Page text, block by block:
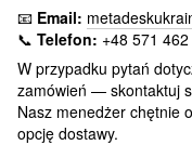
📧 Email:
📞 Telefon: +48 571 462
W przypadku pytań
zamówień — skontaktuj
Nasz menedżer chętnie
opcję dostawy.